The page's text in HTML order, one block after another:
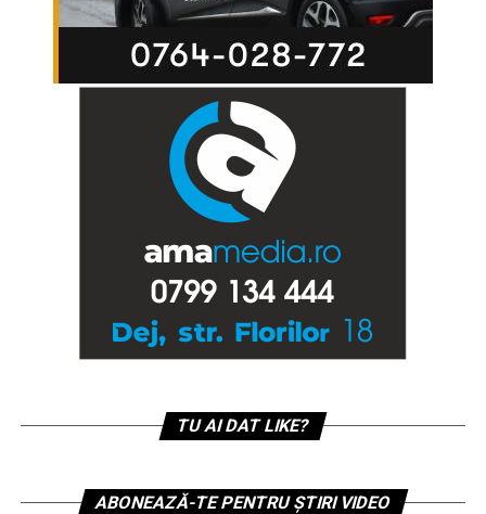
TU AI DAT LIKE?
ABONEAZĂ-TE PENTRU ȘTIRI VIDEO